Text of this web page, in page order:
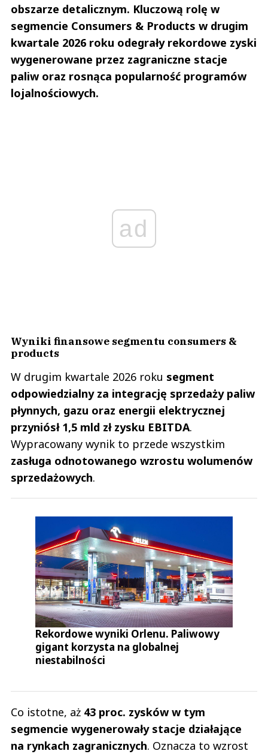
obszarze detalicznym. Kluczową rolę w
segmencie Consumers & Products w drugim
kwartale 2026 roku odegrały rekordowe zyski
wygenerowane przez zagraniczne stacje
paliw oraz rosnąca popularność programów
lojalnościowych.
ad
Wyniki finansowe segmentu consumers &
products
W drugim kwartale 2026 roku segment
odpowiedzialny za integrację sprzedaży paliw
płynnych, gazu oraz energii elektrycznej
przyniósł 1,5 mld zł zysku EBITDA.
Wypracowany wynik to przede wszystkim
zasługa odnotowanego wzrostu wolumenów
sprzedażowych.
Rekordowe wyniki Orlenu. Paliwowy
gigant korzysta na globalnej
niestabilności
Co istotne, aż 43 proc. zysków w tym
segmencie wygenerowały stacje działające
na rynkach zagranicznych. Oznacza to wzrost